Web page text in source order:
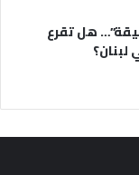
هل تقرع